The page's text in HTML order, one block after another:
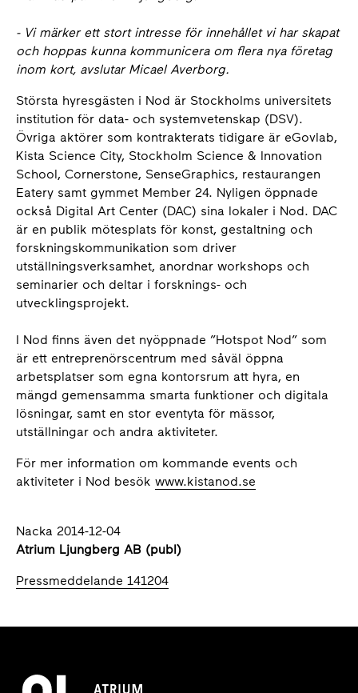
- Vi märker ett stort intresse för innehållet vi har skapat
och hoppas kunna kommunicera om flera nya företag
inom kort, avslutar Micael Averborg.
Största hyresgästen i Nod är Stockholms universitets
institution för data- och systemvetenskap (DSV).
Övriga aktörer som kontrakterats tidigare är eGovlab,
Kista Science City, Stockholm Science & Innovation
School, Cornerstone, SenseGraphics, restaurangen
Eatery samt gymmet Member 24. Nyligen öppnade
också Digital Art Center (DAC) sina lokaler i Nod. DAC
är en publik mötesplats för konst, gestaltning och
forskningskommunikation som driver
utställningsverksamhet, anordnar workshops och
seminarier och deltar i forsknings- och
utvecklingsprojekt.
I Nod finns även det nyöppnade ”Hotspot Nod” som
är ett entreprenörscentrum med såväl öppna
arbetsplatser som egna kontorsrum att hyra, en
mängd gemensamma smarta funktioner och digitala
lösningar, samt en stor eventyta för mässor,
utställningar och andra aktiviteter.
För mer information om kommande events och
aktiviteter i Nod besök www.kistanod.se
Nacka 2014-12-04
Atrium Ljungberg AB (publ)
Pressmeddelande 141204